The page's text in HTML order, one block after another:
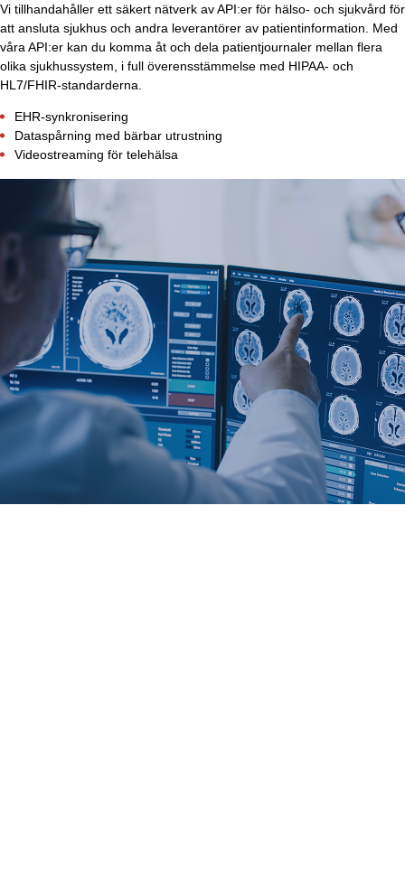
Vi tillhandahåller ett säkert nätverk av API:er för hälso- och sjukvård för
att ansluta sjukhus och andra leverantörer av patientinformation. Med
våra API:er kan du komma åt och dela patientjournaler mellan flera
olika sjukhussystem, i full överensstämmelse med HIPAA- och
HL7/FHIR-standarderna.
EHR-synkronisering
Dataspårning med bärbar utrustning
Videostreaming för telehälsa